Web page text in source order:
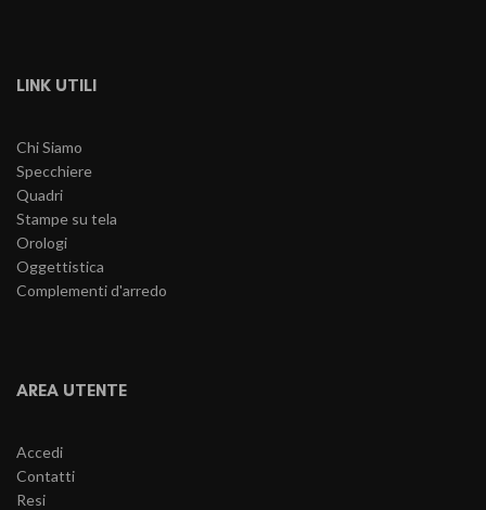
LINK UTILI
Chi Siamo
Specchiere
Quadri
Stampe su tela
Orologi
Oggettistica
Complementi d'arredo
AREA UTENTE
Accedi
Contatti
Resi